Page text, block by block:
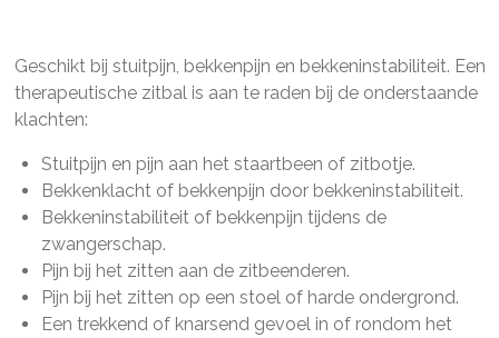
Geschikt bij stuitpijn, bekkenpijn en bekkeninstabiliteit. Een
therapeutische zitbal is aan te raden bij de onderstaande
klachten:
Stuitpijn en pijn aan het staartbeen of zitbotje.
Bekkenklacht of bekkenpijn door bekkeninstabiliteit.
Bekkeninstabiliteit of bekkenpijn tijdens de
zwangerschap.
Pijn bij het zitten aan de zitbeenderen.
Pijn bij het zitten op een stoel of harde ondergrond.
Een trekkend of knarsend gevoel in of rondom het